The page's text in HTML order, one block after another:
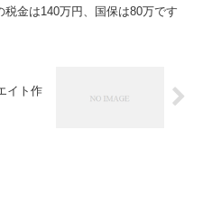
税金は140万円、国保は80万です
イト作